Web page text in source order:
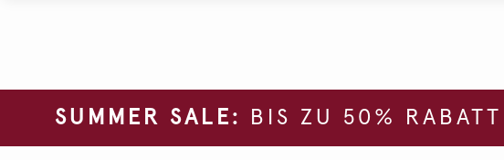
SUMMER SALE: BIS ZU 50% RABATT